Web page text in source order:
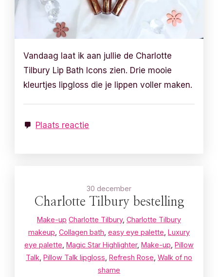
Vandaag laat ik aan jullie de Charlotte
Tilbury Lip Bath Icons zien. Drie mooie
kleurtjes lipgloss die je lippen voller maken.
Plaats reactie
30 december
Charlotte Tilbury bestelling
Make-up Charlotte Tilbury, Charlotte Tilbury
makeup Collagen bath easy eye palette Luxury
eye palette Magic Star Highlighter, Make-up Pillow
Talk Pillow Talk lipgloss Refresh Rose Walk of no
shame